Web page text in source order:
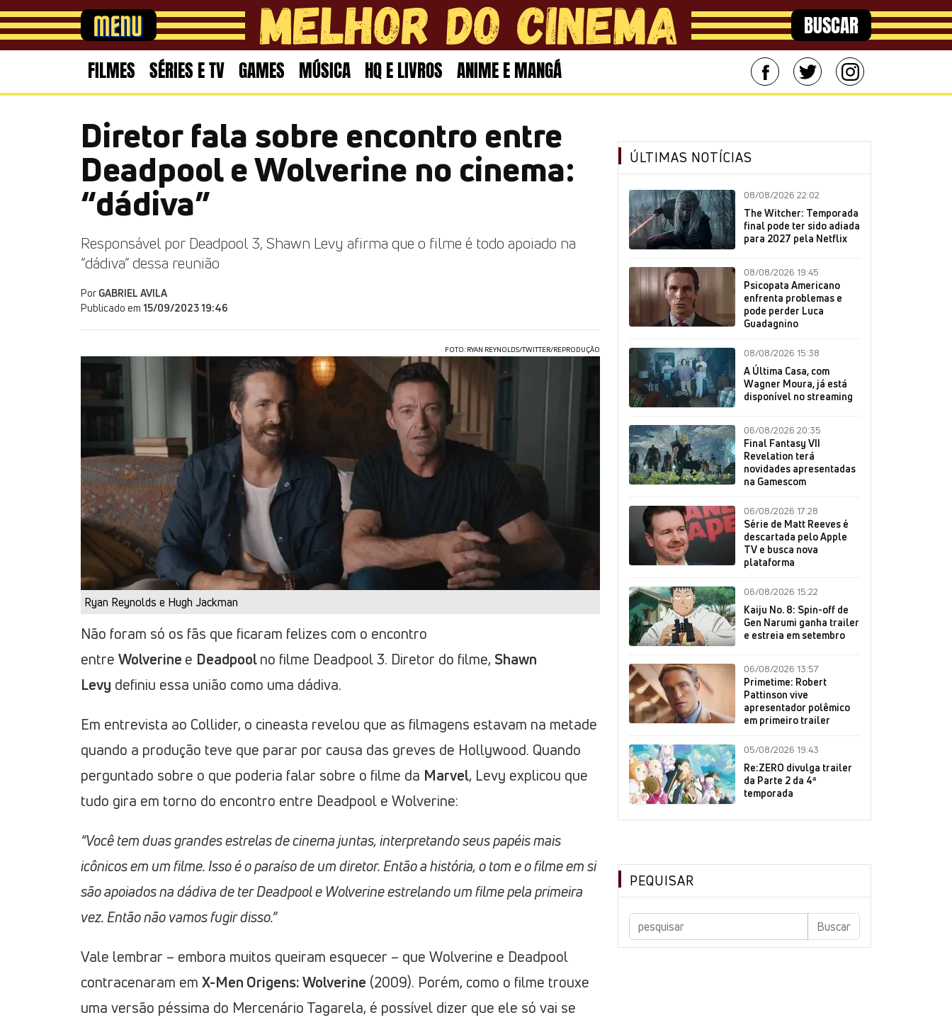
BUSCAR
FILMES SÉRIES E TV GAMES MÚSICA HQ E LIVROS ANIME E MANGÁ
Diretor fala sobre encontro entre
Deadpool e Wolverine no cinema:
“dádiva”
Responsável por Deadpool 3, Shawn Levy afirma que o filme é todo apoiado na
“dádiva” dessa reunião
Por GABRIEL AVILA
Publicado em 15/09/2023 19:46
FOTO: RYAN REYNOLDS/TWITTER/REPRODUÇÃO
Ryan Reynolds e Hugh Jackman
Não foram só os fãs que ficaram felizes com o encontro
entre Wolverine e Deadpoolno filme Deadpool 3. Diretor do filme, Shawn
Levy definiu essa união como uma dádiva.
Em entrevista ao Collider, o cineasta revelou que as filmagens estavam na metade
quando a produção teve que parar por causa das greves de Hollywood. Quando
perguntado sobre o que poderia falar sobre o filme da Marvel, Levy explicou que
tudo gira em torno do encontro entre Deadpool e Wolverine:
“Você tem duas grandes estrelas de cinema juntas, interpretando seus papéis mais
icônicos em um filme. Isso é o paraíso de um diretor. Então a história, o tom e o filme em si
são apoiados na dádiva de ter Deadpool e Wolverine estrelando um filme pela primeira
vez. Então não vamos fugir disso.”
Vale lembrar – embora muitos queiram esquecer – que Wolverine e Deadpool
contracenaram em X-Men Origens: Wolverine (2009). Porém, como o filme trouxe
uma versão péssima do Mercenário Tagarela, é possível dizer que ele só vai se
ÚLTIMAS NOTÍCIAS
08/08/2026 22:02
The Witcher: Temporada
final pode ter sido adiada
para 2027 pela Netflix
08/08/2026 19:45
Psicopata Americano
enfrenta problemas e
pode perder Luca
Guadagnino
08/08/2026 15:38
A Última Casa, com
Wagner Moura, já está
disponível no streaming
06/08/2026 20:35
Final Fantasy VII
Revelation terá
novidades apresentadas
na Gamescom
06/08/2026 17:28
Série de Matt Reeves é
descartada pelo Apple
TV e busca nova
plataforma
06/08/2026 15:22
Kaiju No. 8: Spin-off de
Gen Narumi ganha trailer
e estreia em setembro
06/08/2026 13:57
Primetime: Robert
Pattinson vive
apresentador polêmico
em primeiro trailer
05/08/2026 19:43
Re:ZERO divulga trailer
da Parte 2 da 4ª
temporada
PEQUISAR